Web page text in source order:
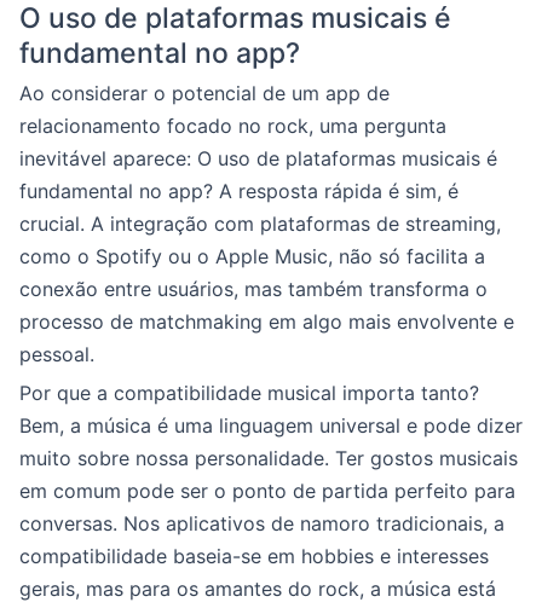
O uso de plataformas musicais é
fundamental no app?
Ao considerar o potencial de um app de
relacionamento focado no rock, uma pergunta
inevitável aparece: O uso de plataformas musicais é
fundamental no app? A resposta rápida é sim, é
crucial. A integração com plataformas de streaming,
como o Spotify ou o Apple Music, não só facilita a
conexão entre usuários, mas também transforma o
processo de matchmaking em algo mais envolvente e
pessoal.
Por que a compatibilidade musical importa tanto?
Bem, a música é uma linguagem universal e pode dizer
muito sobre nossa personalidade. Ter gostos musicais
em comum pode ser o ponto de partida perfeito para
conversas. Nos aplicativos de namoro tradicionais, a
compatibilidade baseia-se em hobbies e interesses
gerais, mas para os amantes do rock, a música está